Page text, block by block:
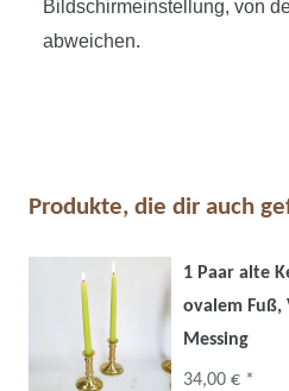
Bildschirmeinstellung, von
abweichen.
Produkte, die dir auch
1 Paar alte
ovalem Fuß,
Messing
34,00 € *